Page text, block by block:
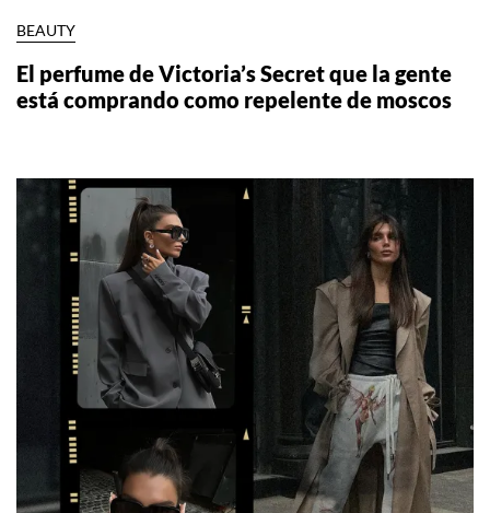
BEAUTY
El perfume de Victoria’s Secret que la gente
está comprando como repelente de moscos